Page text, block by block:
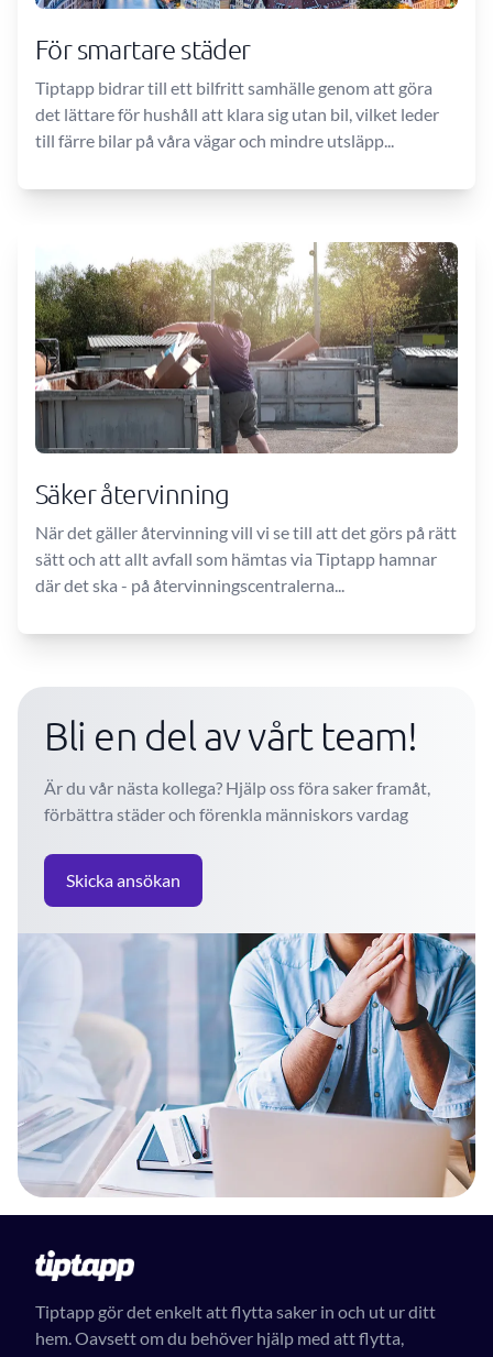
För smartare städer
Tiptapp bidrar till ett bilfritt samhälle genom att göra
det lättare för hushåll att klara sig utan bil, vilket leder
till färre bilar på våra vägar och mindre utsläpp...
Säker återvinning
När det gäller återvinning vill vi se till att det görs på rätt
sätt och att allt avfall som hämtas via Tiptapp hamnar
där det ska - på återvinningscentralerna...
Bli en del av vårt team!
Är du vår nästa kollega? Hjälp oss föra saker framåt,
förbättra städer och förenkla människors vardag
Skicka ansökan
Tiptapp gör det enkelt att flytta saker in och ut ur ditt
hem. Oavsett om du behöver hjälp med att flytta,